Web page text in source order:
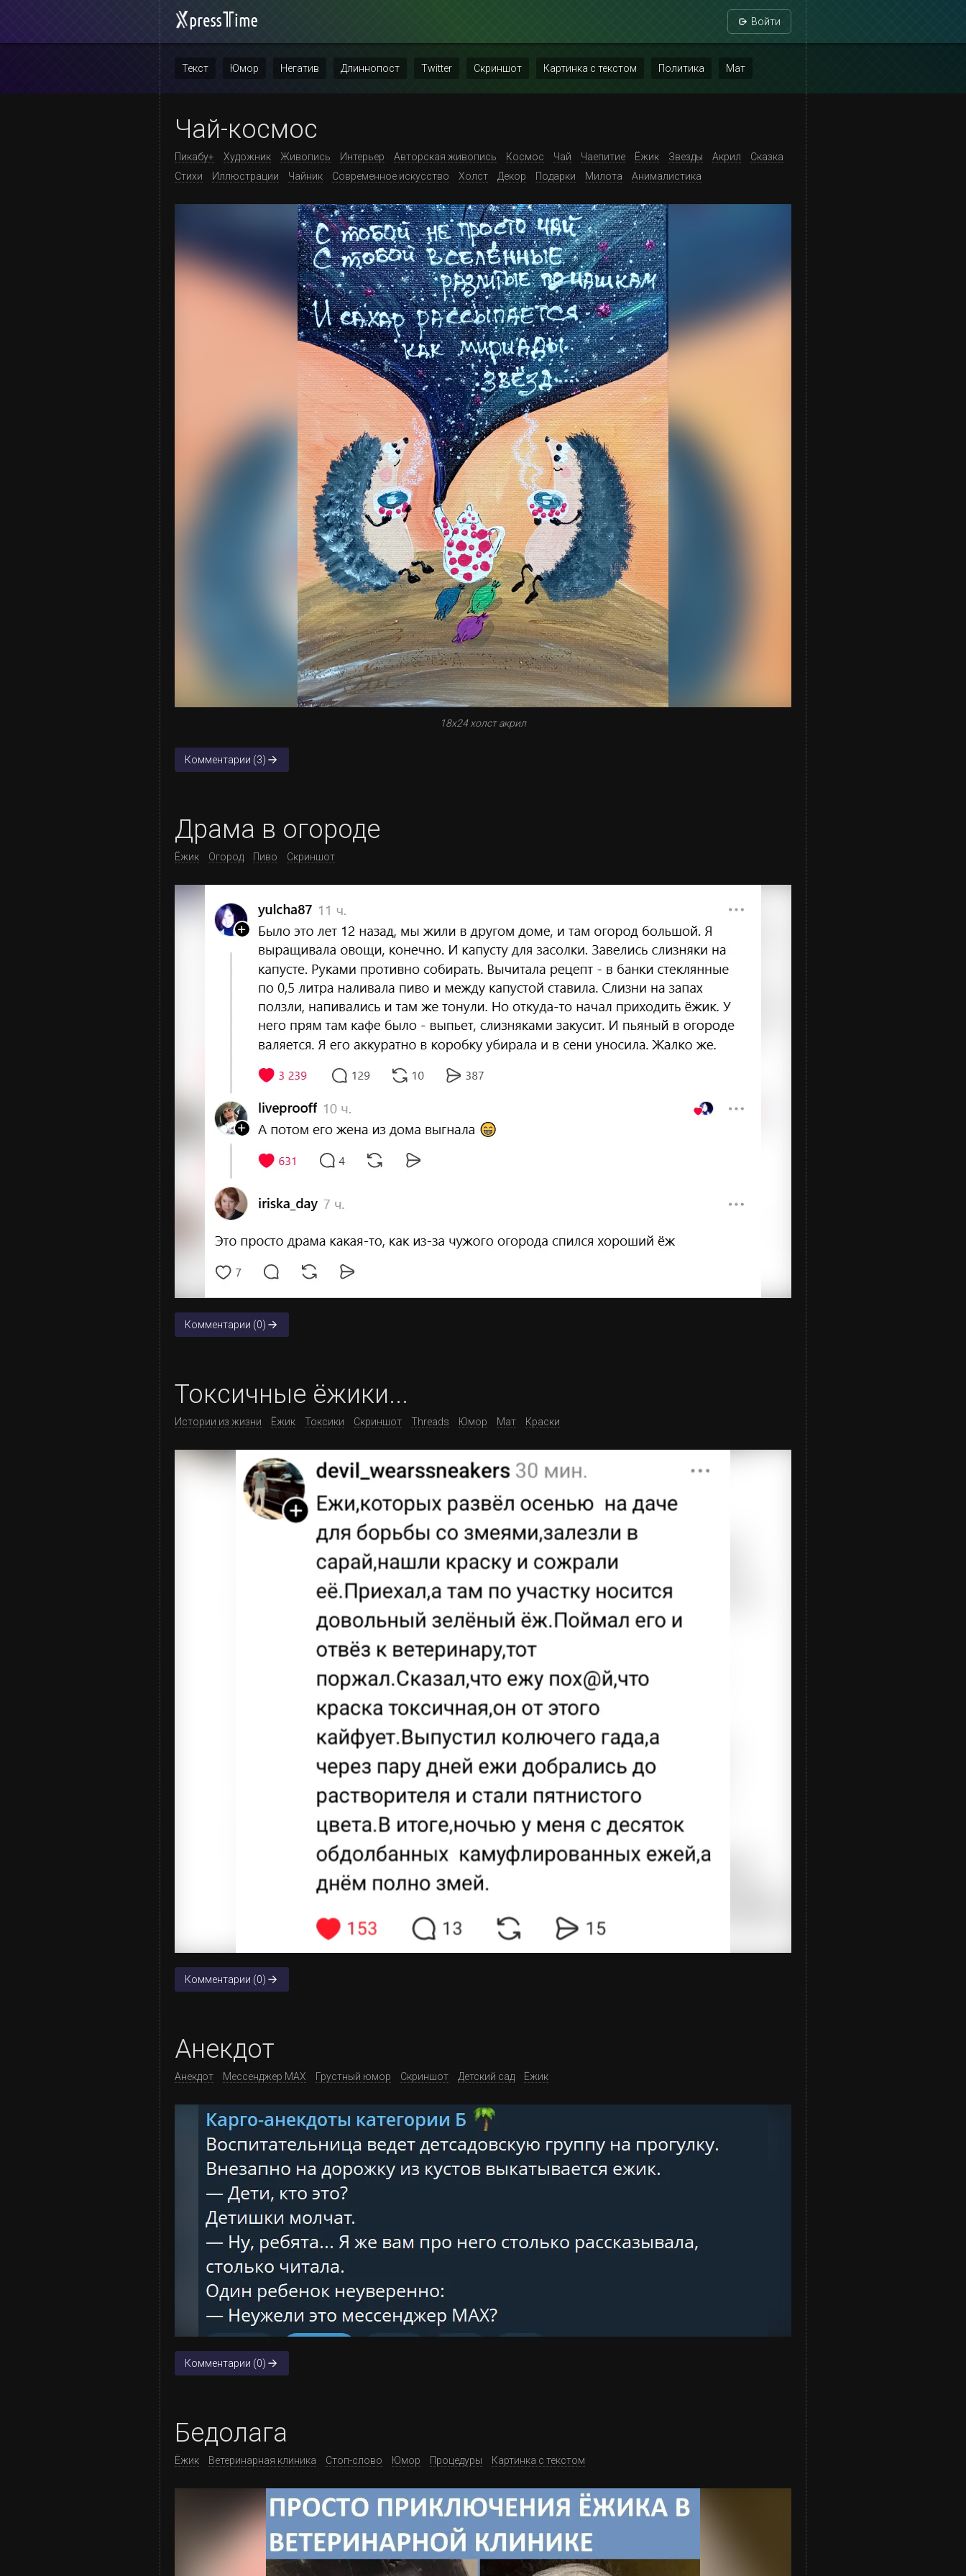
Войти
Текст Юмор Негатив Длиннопост Twitter Скриншот Картинка с текстом Политика Мат
Чай-космос
Пикабу+ Художник Живопись Интерьер Авторская живопись Космос Чай Чаепитие Ёжик Звезды Акрил
Сказка
Стихи
Иллюстрации Чайник Современное искусство Холст Декор Подарки Милота Анималистика
18х24 холст акрил
Комментарии (3)
Драма в огороде
Ёжик Огород Пиво Скриншот
Комментарии (0)
Токсичные ёжики...
Истории из жизни Ёжик Токсики Скриншот Threads Юмор Мат Краски
Комментарии (0)
Анекдот
Анекдот Мессенджер MAX Грустный юмор Скриншот Детский сад Ёжик
Комментарии (0)
Бедолага
Ёжик Ветеринарная клиника Стоп-слово Юмор Процедуры Картинка с текстом